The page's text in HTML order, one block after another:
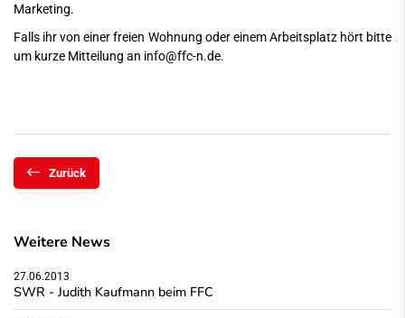
Marketing.
Falls ihr von einer freien Wohnung oder einem Arbeitsplatz hört bitte
um kurze Mitteilung an info@ffc-n.de.
Zurück
Weitere News
27.06.2013
SWR - Judith Kaufmann beim FFC